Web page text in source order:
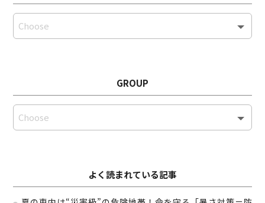
GROUP
よく読まれている記事